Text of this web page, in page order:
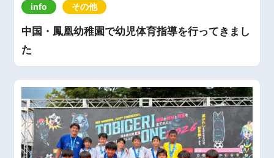
info その他
中国・鳳凰幼稚園で幼児体育指導を行ってきまし
た